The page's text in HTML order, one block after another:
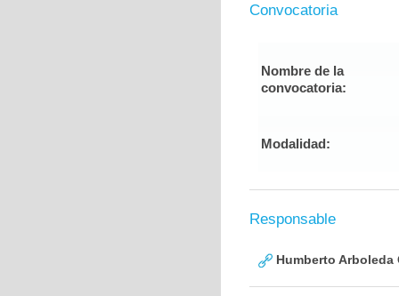
Convocatoria
Nombre de la
convocatoria:
Modalidad:
Responsable
Humberto Arboleda